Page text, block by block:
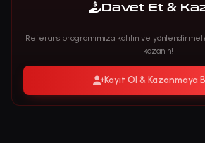
Davet Et &
Referans programımıza katılın ve
kazanın!
Kayıt Ol & Kazanmaya